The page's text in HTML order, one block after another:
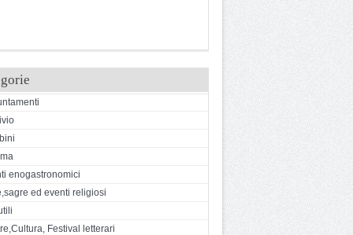
enogastronomici
ed eventi religiosi
Festival letterari